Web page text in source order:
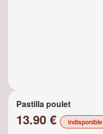
Pastilla poulet
13.90 € indisponible